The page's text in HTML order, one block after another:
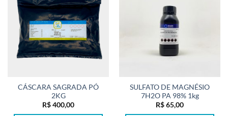
CÁSCARA SAGRADA PÓ
2KG
R$400,00
SULFATO DE MAGNÉSIO
7H2O PA 98% 1kg
R$65,00